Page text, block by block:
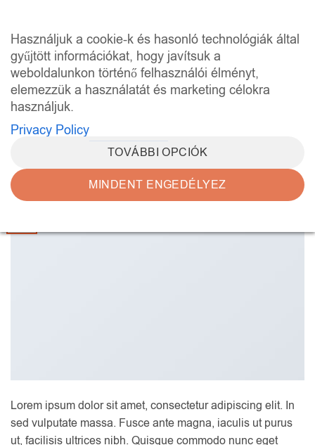
Használjuk a cookie-k és hasonló technológiák által
gyűjtött információkat, hogy javítsuk a
weboldalunkon történő felhasználói élményt,
elemezzük a használatát és marketing célokra
használjuk.
Privacy Policy
TOVÁBBI OPCIÓK
MINDENT ENGEDÉLYEZ
content
HAVI ARCHÍVUMOK:JANUÁR 2014
POSTED ONJANUÁR 1, 2014 BYADMIN
Lorem ipsum dolor sit amet, consectetur adipiscing elit. In
sed vulputate massa. Fusce ante magna, iaculis ut purus
ut, facilisis ultrices nibh. Quisque commodo nunc eget